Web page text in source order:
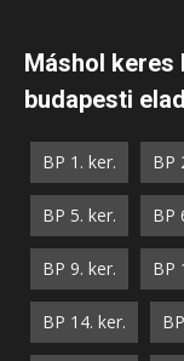
Máshol keres
budapesti
BP 1. ker. BP
BP 5. ker. BP
BP 9. ker. BP
BP 14. ker.